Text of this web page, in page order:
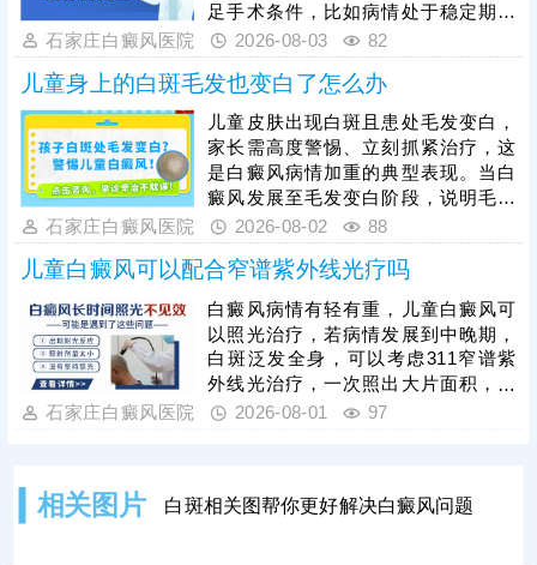
足手术条件，比如病情处于稳定期、
非外伤型白癜风、非瘢痕体质，术前
需进行完善检查。另外，目前有新型
的手术方法被应用到白癜风临床治疗
当中：黑色素细胞种植，与植皮手术
相比，自体活性色素细胞移植成活
快，着色均匀，不留疤痕，复色成功
率高。做手术认准正规医院，经验丰
富的医生操作，告知术前术后护理事
项，一次治疗成功率更高。
石家庄白癜风医院 2026-08-03 82
儿童身上的白斑毛发也变白了怎么办
儿童皮肤出现白斑且患处毛发变白，
家长需高度警惕、立刻抓紧治疗，这
是白癜风病情加重的典型表现。当白
癜风发展至毛发变白阶段，说明毛囊
黑色素细胞已受损，治疗难度会明显
增加，家长切勿病急乱投医，随意使
用偏方、激素类药膏盲目医治，儿童
白癜风需遵循科学诊疗原则，临床多
采用综合性治疗方案，像中医定向、
药物渗透联合308激光是常用且安全
高效的方法，适配儿童体质，能够内
外兼顾修复黑色素细胞，复色效果明
显。白癜风治疗是循序渐进的过程，
石家庄白癜风医院 2026-08-02 88
儿童白癜风可以配合窄谱紫外线光疗吗
白癜风病情有轻有重，儿童白癜风可
以照光治疗，若病情发展到中晚期，
白斑泛发全身，可以考虑311窄谱紫
外线光治疗，一次照出大片面积，节
省单次照光时间和费用;若白斑面积较
率，维持疗效连贯;可搭配对症药物进
石家庄白癜风医院 2026-08-01 97
相关图片 白斑相关图帮你更好解决白癜风问题